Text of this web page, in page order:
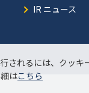
IR ニュース
されるには、クッ
はこちら